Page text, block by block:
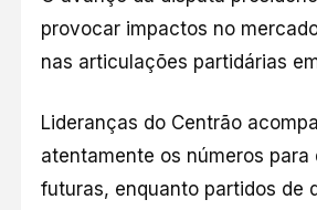
provocar impactos no
nas articulações partidárias
Lideranças do Centrão
atentamente os números para
futuras, enquanto partidos de